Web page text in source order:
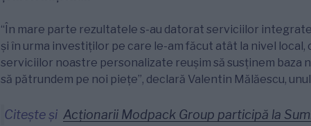
“În mare parte rezultatele s-au datorat serviciilor
și în urma investiților pe care le-am făcut atât la nivel
serviciilor noastre personalizate reușim să susținem baza
să pătrundem pe noi piețe”, declară Valentin Mălăescu,
Citește și Acționarii Modpack Group participă la